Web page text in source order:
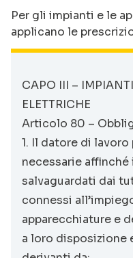
Per gli impianti e le
applicano le
CAPO III –
ELETTRICHE
Articolo 80 –
1. Il datore di
necessarie
salvaguardati dai
connessi
apparecchiature e
a loro disposizione